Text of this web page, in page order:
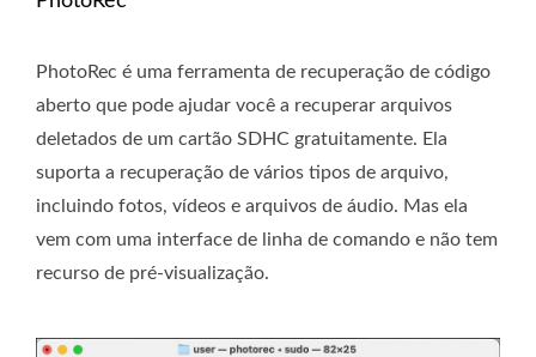
PhotoRec é uma ferramenta de recuperação de código
aberto que pode ajudar você a recuperar arquivos
deletados de um cartão SDHC gratuitamente. Ela
suporta a recuperação de vários tipos de arquivo,
incluindo fotos, vídeos e arquivos de áudio. Mas ela
vem com uma interface de linha de comando e não tem
recurso de pré-visualização.